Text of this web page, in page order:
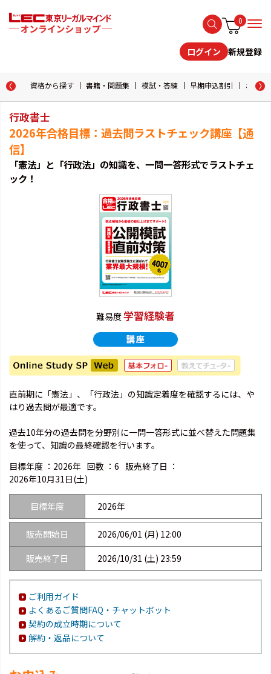
0
ログイン 新規登録
資格から探す 書籍・問題集 模試・答練 早期申込割引 おため
行政書士
2026年合格目標：過去問ラストチェック講座【通
信】
「憲法」と「行政法」の知識を、一問一答形式でラストチェ
ック！
難易度学習経験者
直前期に「憲法」、「行政法」の知識定着度を確認するには、や
はり過去問が最適です。
過去10年分の過去問を分野別に一問一答形式に並べ替えた問題集
を使って、知識の最終確認を行います。
目標年度 ： 2026年 回数 ： 6 販売終了日 ：
2026年10月31日(土)
目標年度 2026年
販売開始日
2026/06/01 (月) 12:00
販売終了日
2026/10/31 (土) 23:59
ご利用ガイド
よくあるご質問FAQ・チャットボット
契約の成立時期について
解約・返品について